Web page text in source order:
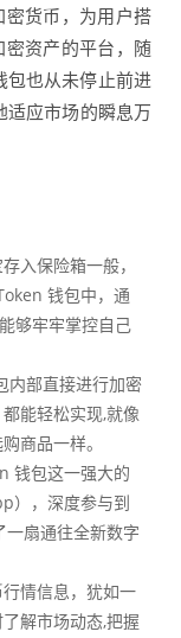
货币，为用户搭
资产的平台，随
包也从未停止前进
适应市场的瞬息万
入保险箱一般，
钱包中，通
够牢牢掌控自己
内部直接进行加密
能轻松实现,就像
商品一样。
钱包这一强大的
），深度参与到
一扇通往全新数字
情信息，犹如一
解市场动态,把握